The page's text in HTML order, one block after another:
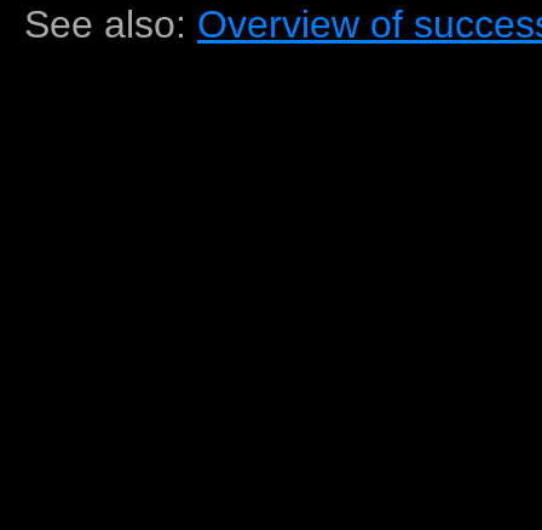
See also: Overview of